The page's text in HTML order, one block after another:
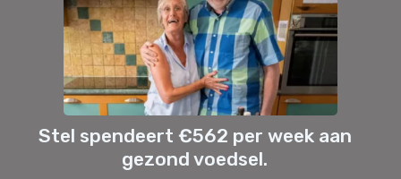
Stel spendeert €562 per week aan
gezond voedsel.